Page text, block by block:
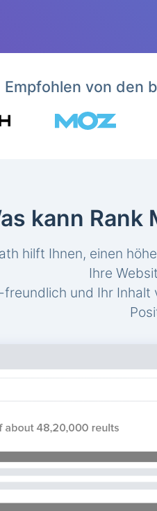
Empfohlen von den
kann Rank
hilft Ihnen, einen
Ihre
freundlich und Ihr